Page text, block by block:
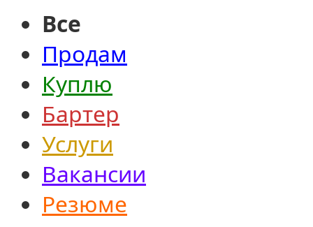
Все
Продам
Куплю
Бартер
Услуги
Вакансии
Резюме